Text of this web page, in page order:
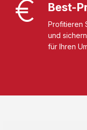
Best-
Profitieren
und
für Ihren